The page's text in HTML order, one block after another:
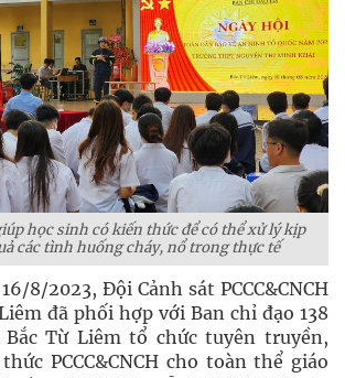
học sinh có kiến thức để có thể xử lý kịp
các tình huống cháy, nổ trong thực tế
8/2023, Đội Cảnh sát PCCC&CNCH
đã phối hợp với Ban chỉ đạo 138
Bắc Từ Liêm tổ chức tuyên truyền,
PCCC&CNCH cho toàn thể giáo